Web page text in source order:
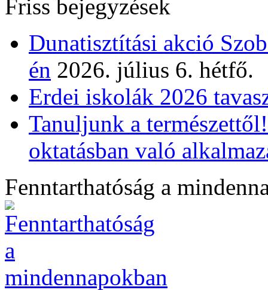
Friss bejegyzések
Dunatisztítási akció
én 2026. július 6. hétfő.
Erdei iskolák 2026
Tanuljunk a
oktatásban való
Fenntarthatóság a